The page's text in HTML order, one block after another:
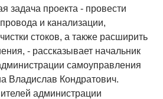
задача проекта - провести
и канализации,
стоков, а также расширить
- рассказывает начальник
самоуправления
Владислав Кондратович.
администрации